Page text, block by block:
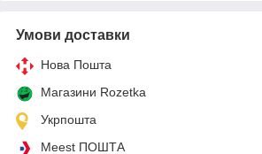
Умови доставки
Нова Пошта
Магазини Rozetka
Укрпошта
Meest ПОШТА